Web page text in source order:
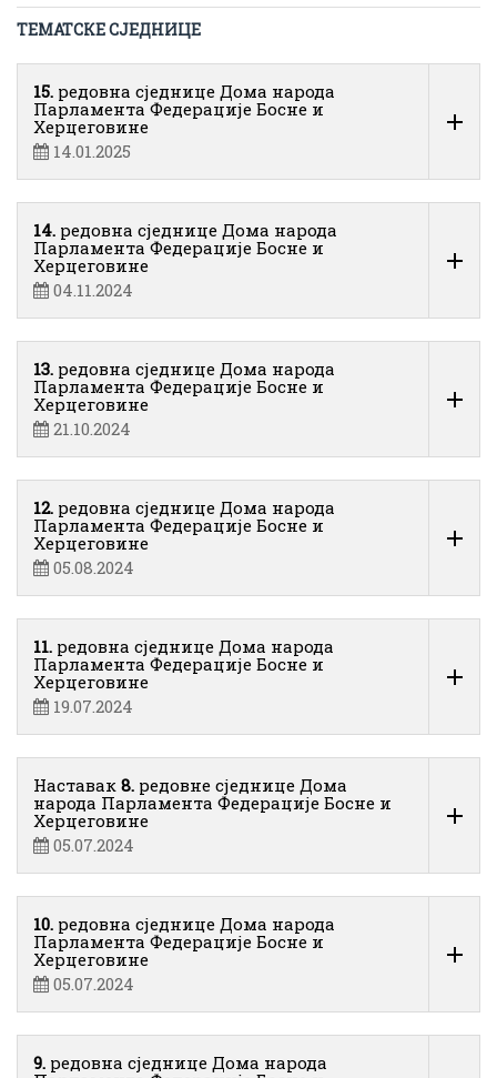
ТЕМАТСКЕ СЈЕДНИЦЕ
15. редовна сједнице Дома народа
Парламента Федерације Босне и
Херцеговине
14.01.2025
14. редовна сједнице Дома народа
Парламента Федерације Босне и
Херцеговине
04.11.2024
13. редовна сједнице Дома народа
Парламента Федерације Босне и
Херцеговине
21.10.2024
12. редовна сједнице Дома народа
Парламента Федерације Босне и
Херцеговине
05.08.2024
11. редовна сједнице Дома народа
Парламента Федерације Босне и
Херцеговине
19.07.2024
Наставак 8. редовне сједнице Дома
народа Парламента Федерације Босне и
Херцеговине
05.07.2024
10. редовна сједнице Дома народа
Парламента Федерације Босне и
Херцеговине
05.07.2024
9. редовна сједнице Дома народа